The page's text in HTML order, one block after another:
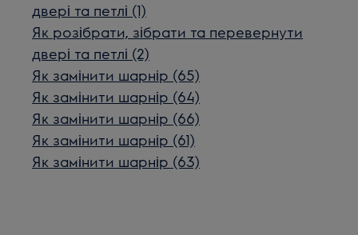
двері та петлі (1)
Як розібрати, зібрати та перевернути
двері та петлі (2)
Як замінити шарнір (65)
Як замінити шарнір (64)
Як замінити шарнір (66)
Як замінити шарнір (61)
Як замінити шарнір (63)